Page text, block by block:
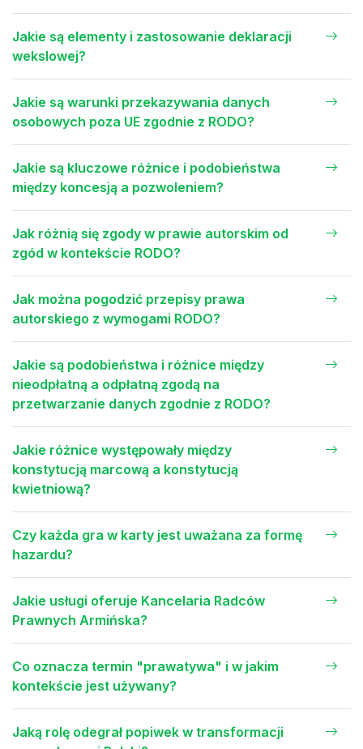
Jakie są elementy i zastosowanie deklaracji
wekslowej?
Jakie są warunki przekazywania danych
osobowych poza UE zgodnie z RODO?
Jakie są kluczowe różnice i podobieństwa
między koncesją a pozwoleniem?
Jak różnią się zgody w prawie autorskim od
zgód w kontekście RODO?
Jak można pogodzić przepisy prawa
autorskiego z wymogami RODO?
Jakie są podobieństwa i różnice między
nieodpłatną a odpłatną zgodą na
przetwarzanie danych zgodnie z RODO?
Jakie różnice występowały między
konstytucją marcową a konstytucją
kwietniową?
Czy każda gra w karty jest uważana za formę
hazardu?
Jakie usługi oferuje Kancelaria Radców
Prawnych Armińska?
Co oznacza termin "prawatywa" i w jakim
kontekście jest używany?
Jaką rolę odegrał popiwek w transformacji